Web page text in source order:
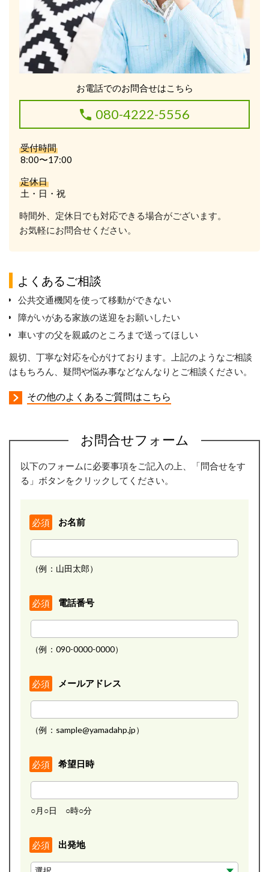
お電話でのお問合せはこちら
080-4222-5556
受付時間
8:00〜17:00
定休日
土・日・祝
時間外、定休日でも対応できる場合がございます。
お気軽にお問合せください。
よくあるご相談
公共交通機関を使って移動ができない
障がいがある家族の送迎をお願いしたい
車いすの父を親戚のところまで送ってほしい
親切、丁寧な対応を心がけております。上記のようなご相談
はもちろん、疑問や悩み事などなんなりとご相談ください。
その他のよくあるご質問はこちら
お問合せフォーム
以下のフォームに必要事項をご記入の上、「問合せをす
る」ボタンをクリックしてください。
お名前
必須
（例：山田太郎）
電話番号
必須
（例：090-0000-0000）
メールアドレス
必須
（例：sample@yamadahp.jp）
希望日時
必須
○月○日 ○時○分
出発地
必須